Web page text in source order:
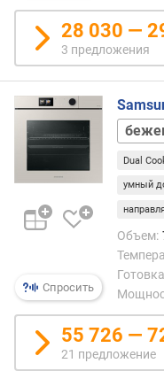
г
л
у
б
и
н
а
д
с
т
и
н
28 030 —
3 предложения
Спросить
черный
Dual
умный
Объем:
55 726 —
21 предложение